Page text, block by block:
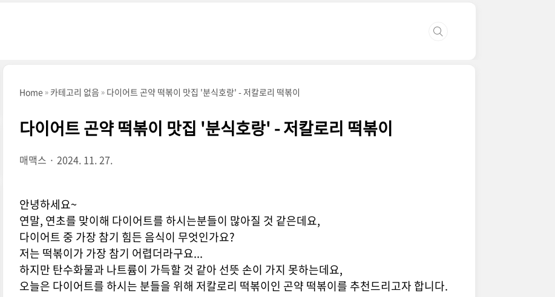
Home 카테고리 없음 다이어트 곤약 떡볶이 맛집 '분식호랑' - 저칼로리 떡볶이
다이어트 곤약 떡볶이 맛집 '분식호랑' - 저칼로리 떡볶이
매맥스 2024. 11. 27.
안녕하세요~
연말, 연초를 맞이해 다이어트를 하시는분들이 많아질 것 같은데요,
다이어트 중 가장 참기 힘든 음식이 무엇인가요?
저는 떡볶이가 가장 참기 어렵더라구요...
하지만 탄수화물과 나트륨이 가득할 것 같아 선뜻 손이 가지 못하는데요,
오늘은 다이어트를 하시는 분들을 위해 저칼로리 떡볶이인 곤약 떡볶이를 추천드리고자 합니다.